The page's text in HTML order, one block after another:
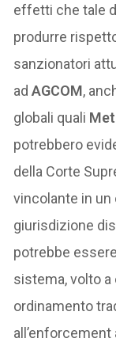
effetti che tale
produrre
sanzionatori
adAGCOM,
globali quali
potrebbero
della Corte
vincolante in un
giurisdizione
potrebbe
sistema, volto
ordinamento